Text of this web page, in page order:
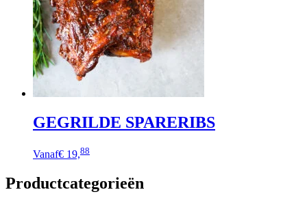
GEGRILDE SPARERIBS
Vanaf€ 19,88
meerdere
Productcategorieën